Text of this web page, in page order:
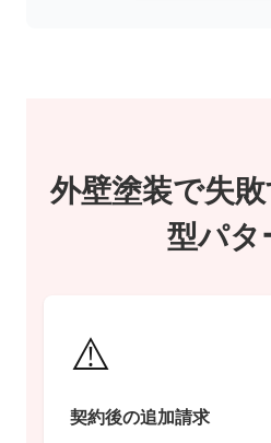
外壁塗装で失
型パタ
⚠️
契約後の追加請求